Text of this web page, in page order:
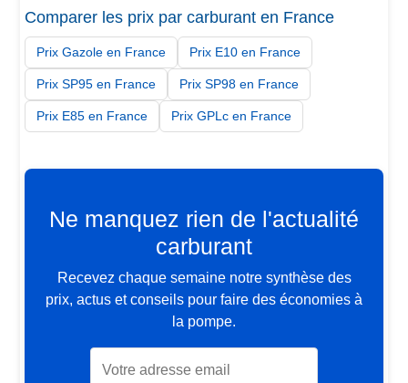
Comparer les prix par carburant en France
Prix Gazole en France Prix E10 en France
Prix SP95 en France Prix SP98 en France
Prix E85 en France Prix GPLc en France
Ne manquez rien de l'actualité
carburant
Recevez chaque semaine notre synthèse des
prix, actus et conseils pour faire des économies à
la pompe.